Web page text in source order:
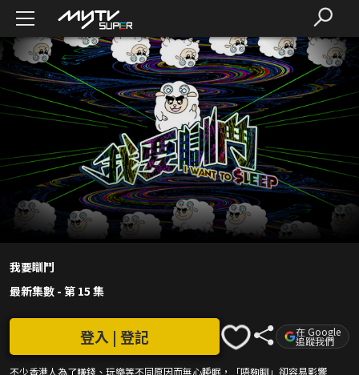
我要瞓鬥
最新集數 - 第 15 集
不少香港人為了賺錢、玩樂等不同原因而無心睡眠，「唔夠瞓」卻容易影響
登入 | 登記 在 Google
追蹤我們